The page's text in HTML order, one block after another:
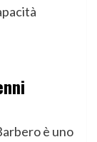
è uno